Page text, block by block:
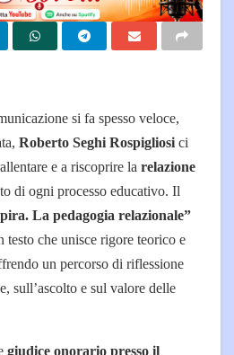
si fa spesso veloce,
Roberto Seghi Rospigliosi ci
e a riscoprire la relazione
di ogni processo educativo. Il
La pedagogia relazionale”
che unisce rigore teorico e
un percorso di riflessione
sull’ascolto e sul valore delle
giudice onorario presso il